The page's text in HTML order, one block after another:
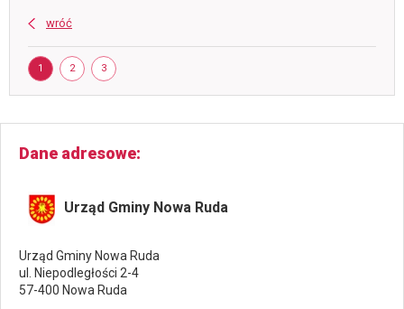
3
lipca
2026
wróć
Strona
STRONA
1 STRONA
2 STRONA
3
Dane adresowe
Urząd Gminy Nowa Ruda
Urząd Gminy Nowa Ruda
ul. Niepodległości 2-4
57-400 Nowa Ruda